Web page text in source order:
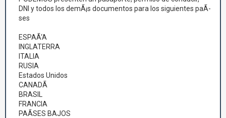
DNI y todos los demÃ¡s documentos para los siguientes paÃ­
ses
ESPAÃ‘A
INGLATERRA
ITALIA
RUSIA
Estados Unidos
CANADÃ
BRASIL
FRANCIA
PAÃSES BAJOS